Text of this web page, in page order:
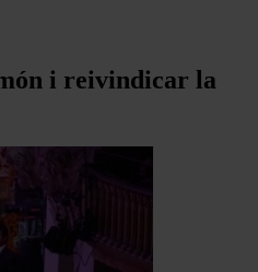
i reivindicar la